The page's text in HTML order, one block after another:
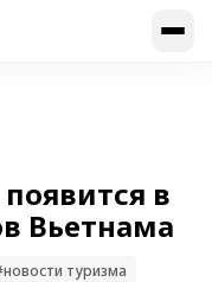
в
Вьетнама
туризма